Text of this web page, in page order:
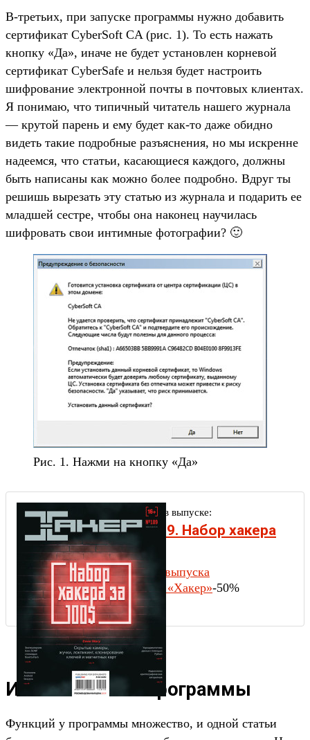
В-третьих, при запуске программы нужно добавить
сертификат CyberSoft CA (рис. 1). То есть нажать
кнопку «Да», иначе не будет установлен корневой
сертификат CyberSafe и нельзя будет настроить
шифрование электронной почты в почтовых клиентах.
Я понимаю, что типичный читатель нашего журнала
— крутой парень и ему будет как-то даже обидно
видеть такие подробные разъяснения, но мы искренне
надеемся, что статьи, касающиеся каждого, должны
быть написаны как можно более подробно. Вдруг ты
решишь вырезать эту статью из журнала и подарить ее
младшей сестре, чтобы она наконец научилась
шифровать свои интимные фотографии? 🙂
Рис. 1. Нажми на кнопку «Да»
Другие статьи в выпуске:
Хакер #189. Набор хакера
за 100$
Содержание выпуска
Подписка на «Хакер»-50%
Использование программы
Функций у программы множество, и одной статьи